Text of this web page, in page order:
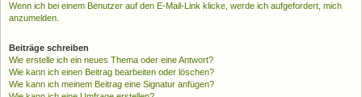
Wenn ich bei einem Benutzer auf den E-Mail-Link klicke, werde ich aufgefordert, mich
anzumelden.
Beiträge schreiben
Wie erstelle ich ein neues Thema oder eine Antwort?
Wie kann ich einen Beitrag bearbeiten oder löschen?
Wie kann ich meinem Beitrag eine Signatur anfügen?